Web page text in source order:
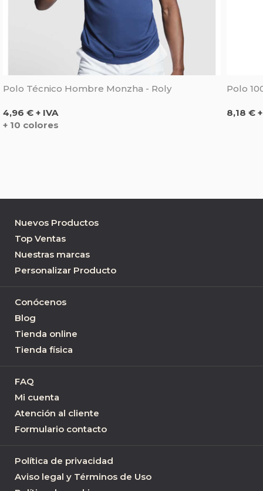
Polo Técnico Hombre Monzha - Roly
Precio
4,96 € + IVA
+ 10 colores
Polo
Precio
8,18 €
Nuevos Productos
Top Ventas
Nuestras marcas
Personalizar Producto
Conócenos
Blog
Tienda online
Tienda física
FAQ
Mi cuenta
Atención al cliente
Formulario contacto
Política de privacidad
Aviso legal y Términos de Uso